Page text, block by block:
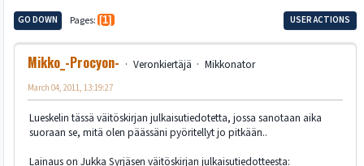
GO DOWN Pages 1 USER ACTIONS
Mikko_-Procyon- Veronkiertäjä Mikkonator
March 04, 2011, 13:19:27
Lueskelin tässä väitöskirjan julkaisutiedotetta, jossa sanotaan aika
suoraan se, mitä olen päässäni pyöritellyt jo pitkään..
Lainaus on Jukka Syrjäsen väitöskirjan julkaisutiedotteesta: